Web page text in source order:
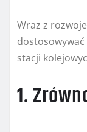
Wraz z
stacji
1.